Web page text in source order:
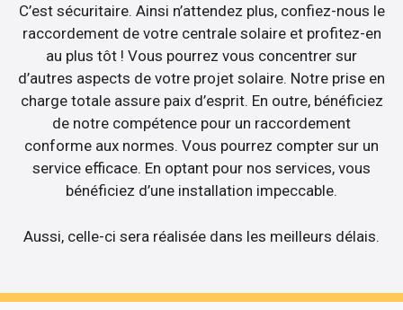
C’est sécuritaire. Ainsi n’attendez plus, confiez-nous le
raccordement de votre centrale solaire et profitez-en
au plus tôt ! Vous pourrez vous concentrer sur
d’autres aspects de votre projet solaire. Notre prise en
charge totale assure paix d’esprit. En outre, bénéficiez
de notre compétence pour un raccordement
conforme aux normes. Vous pourrez compter sur un
service efficace. En optant pour nos services, vous
bénéficiez d’une installation impeccable.
Aussi, celle-ci sera réalisée dans les meilleurs délais.